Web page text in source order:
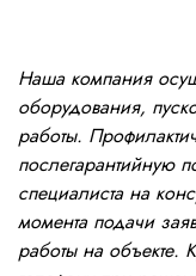
Наша компания
оборудования,
работы.
послегарантийную
специалиста на
момента подачи
работы на объекте.